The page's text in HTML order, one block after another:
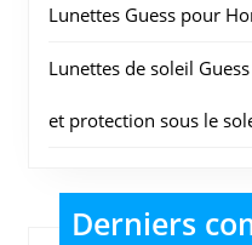
Lunettes Guess pour
Lunettes de soleil
et protection sous le
Derniers